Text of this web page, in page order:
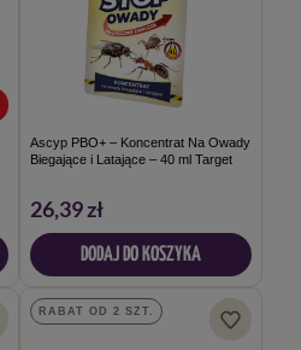
Ascyp PBO+ – Koncentrat Na Owady
Biegające i Latające – 40 ml Target
26,39 zł
DODAJ DO KOSZYKA
RABAT OD 2 SZT.